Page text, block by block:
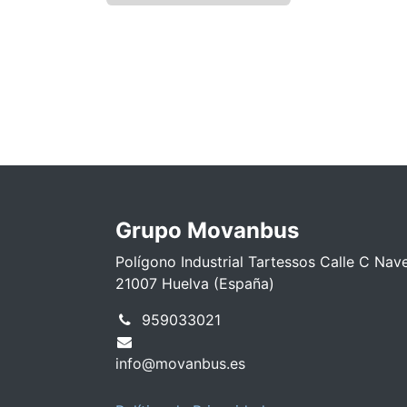
Grupo Movanbus
Polígono Industrial Tartessos Calle C
21007 Huelva (España)
959033021
info@movanbus.es